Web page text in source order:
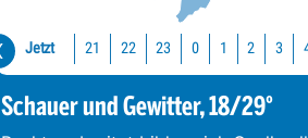
Jetzt 21 22 23 0 1 2 3
Schauer und Gewitter, 18/29°